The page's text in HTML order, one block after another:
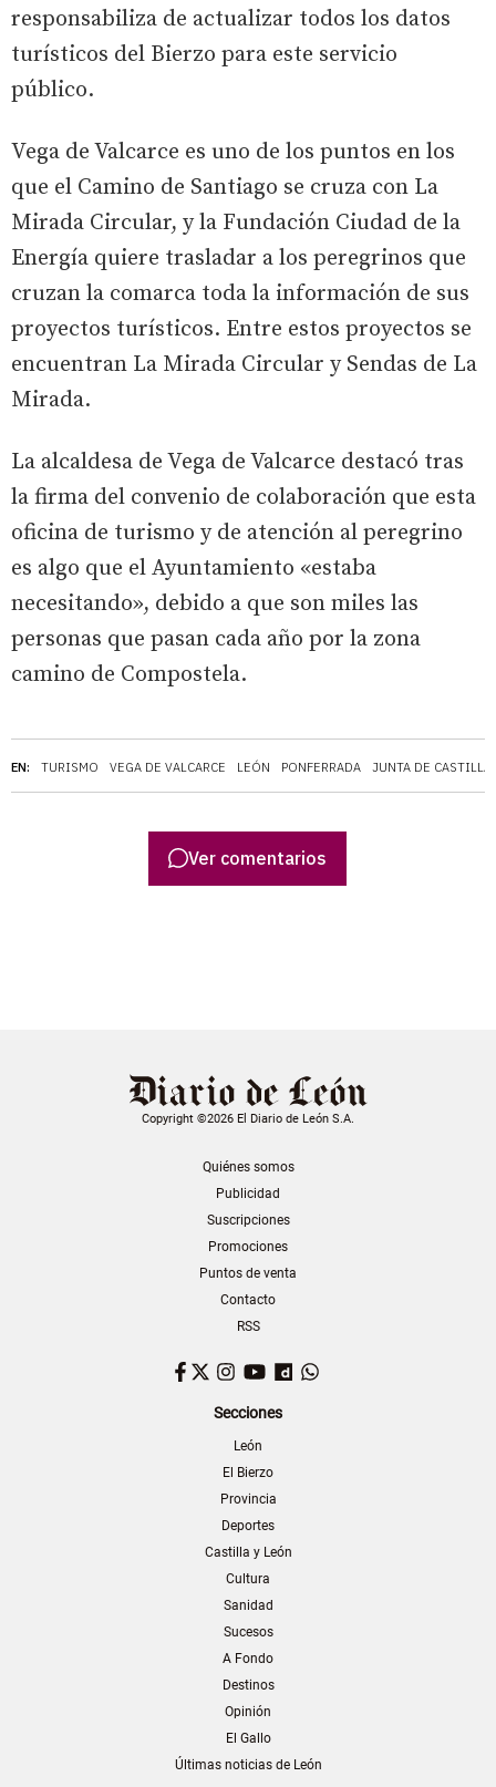
EN: TURISMO VEGA DE VALCARCE LEÓN PONFERRADA JUNTA DE CASTILLA
responsabiliza de actualizar todos los datos
turísticos del Bierzo para este servicio
público.
Vega de Valcarce es uno de los puntos en los
que el Camino de Santiago se cruza con La
Mirada Circular, y la Fundación Ciudad de la
Energía quiere trasladar a los peregrinos que
cruzan la comarca toda la información de sus
proyectos turísticos. Entre estos proyectos se
encuentran La Mirada Circular y Sendas de La
Mirada.
La alcaldesa de Vega de Valcarce destacó tras
la firma del convenio de colaboración que esta
oficina de turismo y de atención al peregrino
es algo que el Ayuntamiento «estaba
necesitando», debido a que son miles las
personas que pasan cada año por la zona
camino de Compostela.
Ver comentarios
Copyright ©2026 El Diario de León S.A.
Quiénes somos
Publicidad
Suscripciones
Promociones
Puntos de venta
Contacto
RSS
Facebook
TwitterInstagram
YouTubeDailymotion
Secciones
León
El Bierzo
Provincia
Deportes
Castilla y León
Cultura
Sanidad
Sucesos
A Fondo
Destinos
Opinión
El Gallo
Últimas noticias de León